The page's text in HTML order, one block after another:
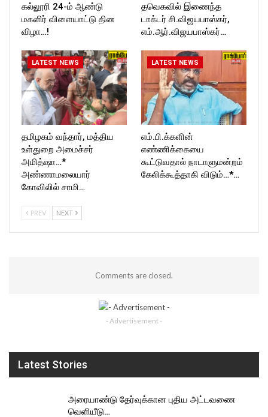
கல்லூரி 24-ம் ஆண்டு
மகளிர் விளையாட்டு தின
விழா…!
தவெகவில் இணைந்த
டாக்டர் சி.விஜயபாஸ்கர்,
எம்.ஆர்.விஜயபாஸ்கர்…
LATEST NEWS
தமிழகம் வந்தார், மத்திய
உள்துறை அமைச்சர்
அமித்ஷா…*
அண்ணாமலையார்
கோவிலில் சாமி…
LATEST NEWS
எம்.பி.க்களின்
எண்ணிக்கையை
கூட்டுவதால் நாடாளுமன்றம்
கேலிக்கூத்தாகி விடும்…*…
PREV NEXT
Comments are closed.
- Advertisement -
Latest Stories
அரையாண்டு தேர்வுக்கான புதிய அட்டவணை
வெளியீடு…